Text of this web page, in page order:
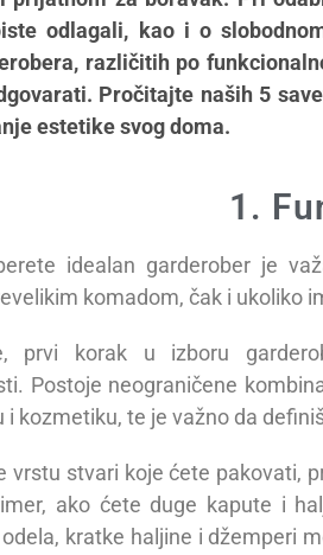
odlagali, kao i o
različitih po
Pročitajte naših 5
estetike svog doma.
1.
idealan garderober je
komadom, čak i ukoliko
prvi korak u izboru
Postoje neograničene
i kozmetiku, te je važno da
vrstu stvari koje ćete pakovati,
ako ćete duge kapute i
kratke haljine i džemperi